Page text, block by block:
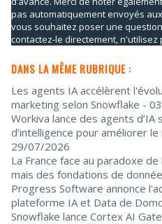
pas automatiquement envoyés
vous souhaitez poser une
contactez-le directement, n'utilisez
DANS LA MÊME RUBRIQUE :
Les agents IA accélèrent
marketing selon Snowflake -
Workiva lance des agents d’IA
d’intelligence pour améliorer
29/07/2026
La France face au paradoxe de
mais des fondations de
Progress Software annonce
plateforme IA et Data de
Snowflake lance Cortex AI